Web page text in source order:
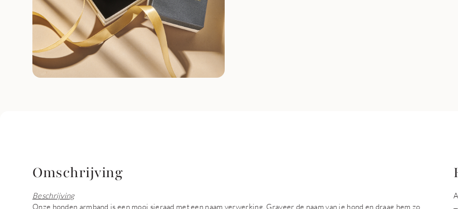
Omschrijving
Beschrijving
Onze honden armband is een mooi sieraad met een naam verwerking. Graveer de naam van je hond en draag hem zo